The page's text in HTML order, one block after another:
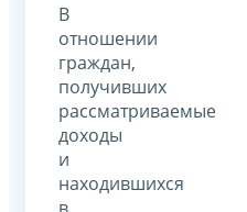
В
отношении
граждан,
получивших
рассматриваемые
доходы
и
находившихся
в